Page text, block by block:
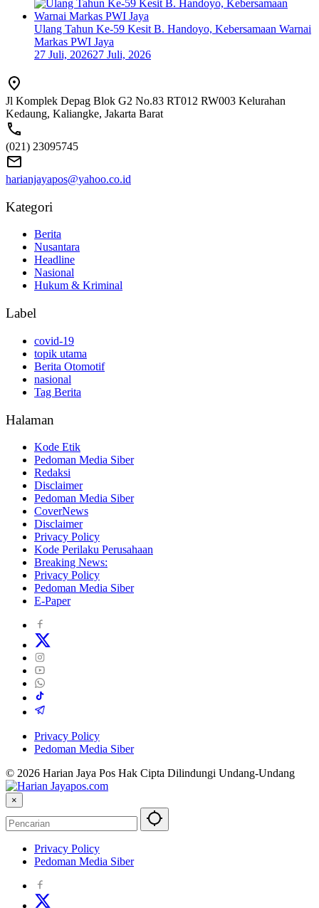
Ulang Tahun Ke-59 Kesit B. Handoyo, Kebersamaan Warnai
Markas PWI Jaya
27 Juli, 202627 Juli, 2026
Jl Komplek Depag Blok G2 No.83 RT012 RW003 Kelurahan
Kedaung, Kaliangke, Jakarta Barat
(021) 23095745
harianjayapos@yahoo.co.id
Kategori
Berita
Nusantara
Headline
Nasional
Hukum & Kriminal
Label
covid-19
topik utama
Berita Otomotif
nasional
Tag Berita
Halaman
Kode Etik
Pedoman Media Siber
Redaksi
Disclaimer
Pedoman Media Siber
CoverNews
Disclaimer
Privacy Policy
Kode Perilaku Perusahaan
Breaking News:
Privacy Policy
Pedoman Media Siber
E-Paper
Privacy Policy
Pedoman Media Siber
© 2026 Harian Jaya Pos Hak Cipta Dilindungi Undang-Undang
×
Privacy Policy
Pedoman Media Siber